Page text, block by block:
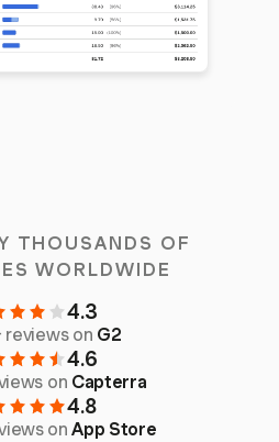
THOUSANDS OF
WORLDWIDE
4.3
reviews on G2
4.6
on Capterra
4.8
onApp Store